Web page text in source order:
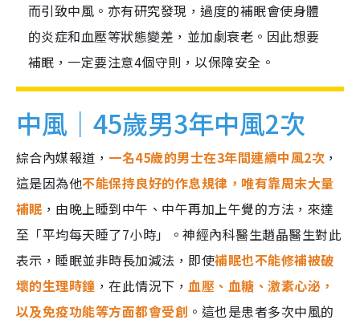
而引致中風。亦有研究發現，過度的補眠會使身體
的炎症和血壓等狀態變差，並加劇衰老。因此想要
補眠，一定要注意4個守則，以保障安全。
中風｜45歲男3年中風2次
綜合內媒報道， 一名45歲的男士在3年間連續中風2次 ，
這是因為他不能保持良好的作息規律，唯有靠周末大量
補眠 ，由晚上睡到中午、中午再加上午覺的方法，來達
至「平均每天睡了7小時」。神經內科醫生趙晶醫生對此
表示，睡眠並非時長加減法，即使補眠也不能修補被破
壞的生理時鐘 ，在此情況下，血壓、血糖、激素心泌，
以及免疫功能等方面都會受創 。這也是患者多次中風的